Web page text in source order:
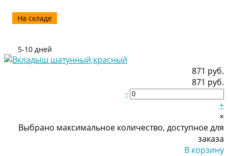
На складе
5-10 дней
871 руб.
871 руб.
-
+
×
Выбрано максимальное количество, доступное для
заказа
В корзину